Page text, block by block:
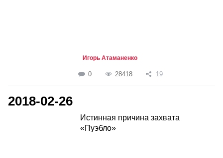
Игорь Атаманенко
0 28418 19
2018-02-26
Истинная причина захвата
«Пуэбло»